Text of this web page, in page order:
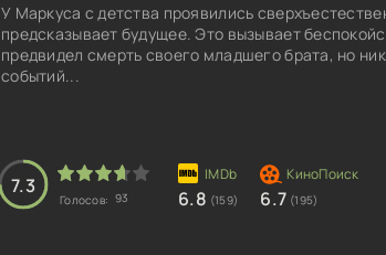
У Маркуса с детства проявились
предсказывает будущее. Это вызывает
предвидел смерть своего младшего брата, но
событий...
7.3
Голосов: 93 6.8 (159) 6.7 (195)